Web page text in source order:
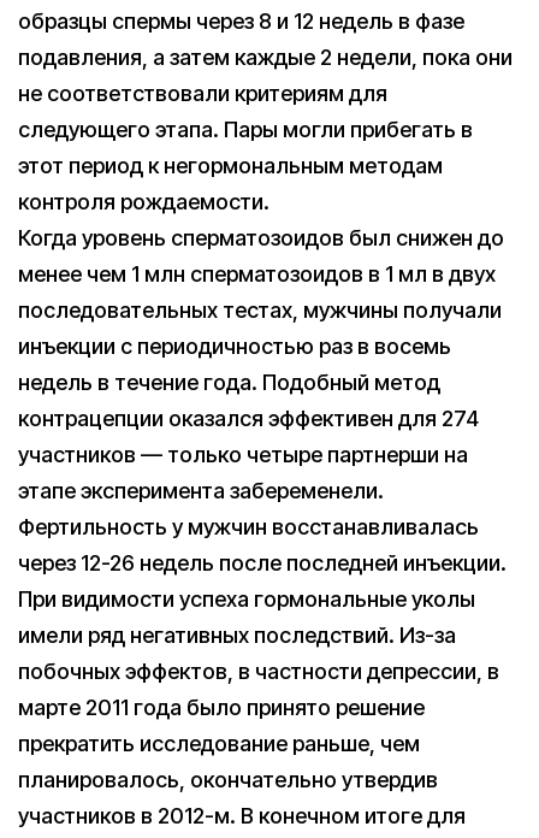
образцы спермы через 8 и 12 недель в фазе
подавления, а затем каждые 2 недели, пока они
не соответствовали критериям для
следующего этапа. Пары могли прибегать в
этот период к негормональным методам
контроля рождаемости.
Когда уровень сперматозоидов был снижен до
менее чем 1 млн сперматозоидов в 1 мл в двух
последовательных тестах, мужчины получали
инъекции с периодичностью раз в восемь
недель в течение года. Подобный метод
контрацепции оказался эффективен для 274
участников — только четыре партнерши на
этапе эксперимента забеременели.
Фертильность у мужчин восстанавливалась
через 12-26 недель после последней инъекции.
При видимости успеха гормональные уколы
имели ряд негативных последствий. Из-за
побочных эффектов, в частности депрессии, в
марте 2011 года было принято решение
прекратить исследование раньше, чем
планировалось, окончательно утвердив
участников в 2012-м. В конечном итоге для